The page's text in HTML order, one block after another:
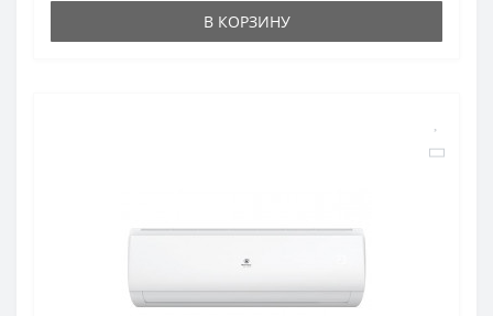
В КОРЗИНУ